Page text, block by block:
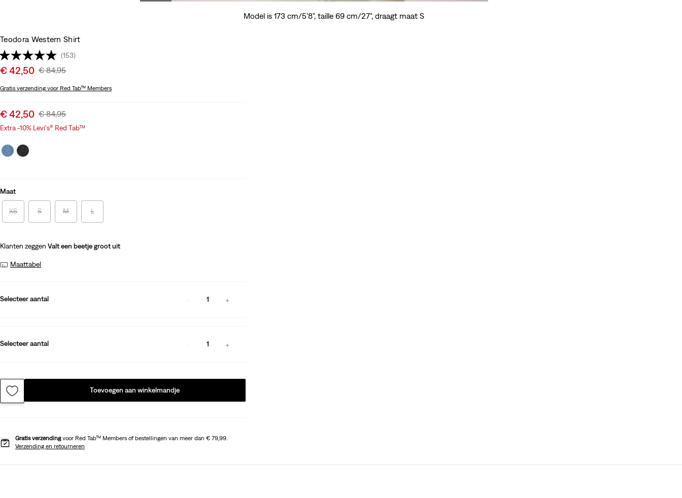
Model is 173 cm/5'8", taille 69 cm/27", draagt maat S
Teodora Western Shirt
(153)
Sale
is
€ 42,50 Original
Was
€ 84,95
Gratis verzending voor Red Tab™ Members
Sale
price
€ 42,50 Original
Price
€ 84,95
Extra -10% Levi's® Red Tab™
Maat
XS S M L
Klanten zeggen Valt een beetje groot uit
Maattabel
Selecteer aantal 1
Selecteer aantal 1
Toevoegen aan winkelmandje
Gratis verzendingvoor Red Tab™ Members of bestellingen van meer dan € 79,99.
Verzending en retourneren